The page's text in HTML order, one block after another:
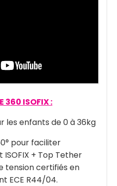
360 ISOFIX :
les enfants de 0 à 36kg
pour faciliter
+ Top Tether
tension certifiés en
ECE R44/04.